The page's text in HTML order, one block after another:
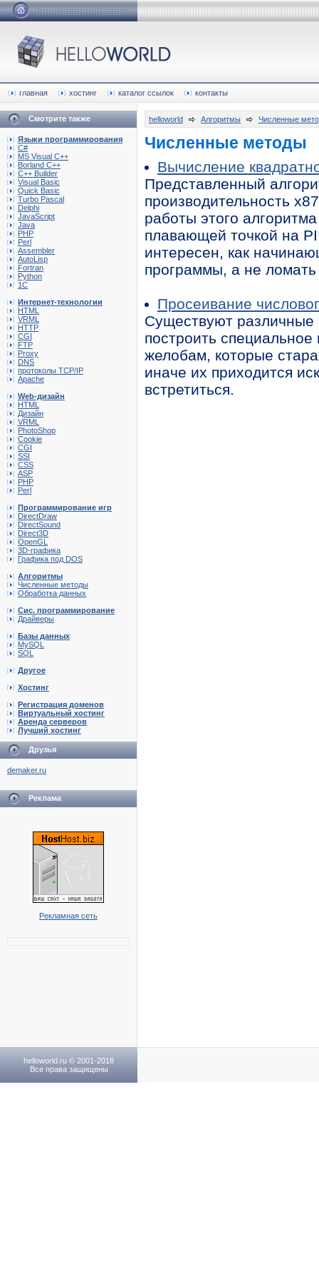
главная хостинг каталог ссылок контакты
Смотрите также
Языки программирования
C#
MS Visual C++
Borland C++
C++ Builder
Visual Basic
Quick Basic
Turbo Pascal
Delphi
JavaScript
Java
PHP
Perl
Assembler
AutoLisp
Fortran
Python
1C
Интернет-технологии
HTML
VRML
HTTP
CGI
FTP
Proxy
DNS
протоколы TCP/IP
Apache
Web-дизайн
HTML
Дизайн
VRML
PhotoShop
Cookie
CGI
SSI
CSS
ASP
PHP
Perl
Программирование игр
DirectDraw
DirectSound
Direct3D
OpenGL
3D-графика
Графика под DOS
Алгоритмы
Численные методы
Обработка данных
Сис. программирование
Драйверы
Базы данных
MySQL
SQL
Другое
Хостинг
Регистрация доменов
Виртуальный хостинг
Аренда серверов
Лучший хостинг
Друзья
demaker.ru
Реклама
Рекламная сеть
helloworld Алгоритмы Численные
Численные методы
Вычисление
Представленный
производительность
работы этого
плавающей точкой на
интересен, как
программы, а не
Просеивание
Существуют
построить
желобам, которые
иначе их приходится
встретиться.
helloworld.ru © 2001-2018
Все права защищены